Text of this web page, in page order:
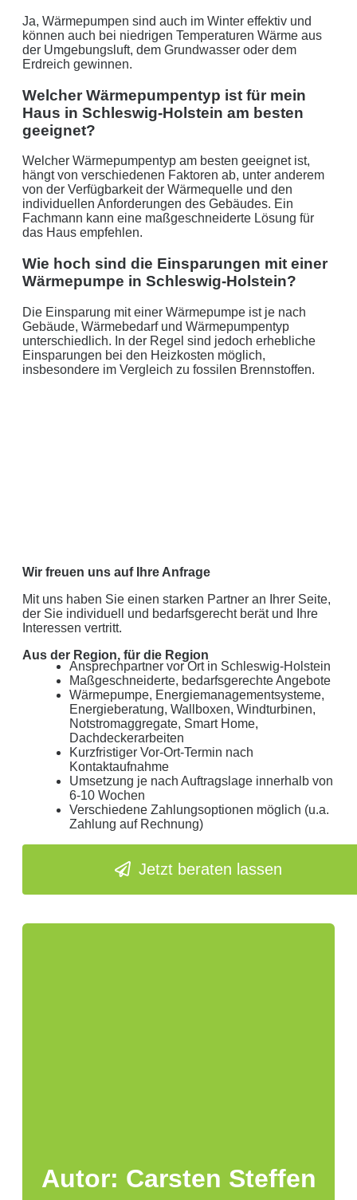
Ja, Wärmepumpen sind auch im Winter effektiv und
können auch bei niedrigen Temperaturen Wärme aus
der Umgebungsluft, dem Grundwasser oder dem
Erdreich gewinnen.
Welcher Wärmepumpentyp ist für mein
Haus in Schleswig-Holstein am besten
geeignet?
Welcher Wärmepumpentyp am besten geeignet ist,
hängt von verschiedenen Faktoren ab, unter anderem
von der Verfügbarkeit der Wärmequelle und den
individuellen Anforderungen des Gebäudes. Ein
Fachmann kann eine maßgeschneiderte Lösung für
das Haus empfehlen.
Wie hoch sind die Einsparungen mit einer
Wärmepumpe in Schleswig-Holstein?
Die Einsparung mit einer Wärmepumpe ist je nach
Gebäude, Wärmebedarf und Wärmepumpentyp
unterschiedlich. In der Regel sind jedoch erhebliche
Einsparungen bei den Heizkosten möglich,
insbesondere im Vergleich zu fossilen Brennstoffen.
Wir freuen uns auf Ihre Anfrage
Mit uns haben Sie einen starken Partner an Ihrer Seite,
der Sie individuell und bedarfsgerecht berät und Ihre
Interessen vertritt.
Aus der Region, für die Region
Ansprechpartner vor Ort in Schleswig-Holstein
Maßgeschneiderte, bedarfsgerechte Angebote
Wärmepumpe, Energiemanagementsysteme,
Energieberatung, Wallboxen, Windturbinen,
Notstromaggregate, Smart Home,
Dachdeckerarbeiten
Kurzfristiger Vor-Ort-Termin nach
Kontaktaufnahme
Umsetzung je nach Auftragslage innerhalb von
6-10 Wochen
Verschiedene Zahlungsoptionen möglich (u.a.
Zahlung auf Rechnung)
Jetzt beraten lassen
Autor: Carsten Steffen